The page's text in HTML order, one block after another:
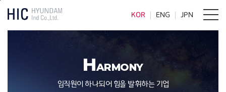
본문바로가기
KOR ENG JPN
HARMONY
임직원이 하나되어 힘을 발휘하는 기업